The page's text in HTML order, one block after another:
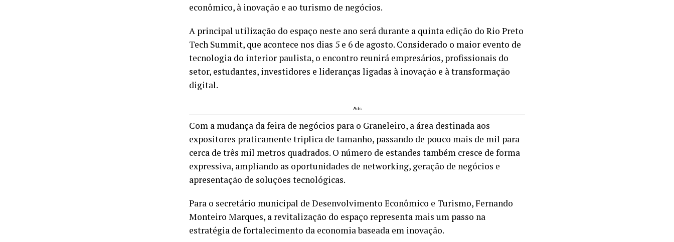
econômico, à inovação e ao turismo de negócios.
A principal utilização do espaço neste ano será durante a quinta edição do Rio Preto
Tech Summit, que acontece nos dias 5 e 6 de agosto. Considerado o maior evento de
tecnologia do interior paulista, o encontro reunirá empresários, profissionais do
setor, estudantes, investidores e lideranças ligadas à inovação e à transformação
digital.
Ads
Com a mudança da feira de negócios para o Graneleiro, a área destinada aos
expositores praticamente triplica de tamanho, passando de pouco mais de mil para
cerca de três mil metros quadrados. O número de estandes também cresce de forma
expressiva, ampliando as oportunidades de networking, geração de negócios e
apresentação de soluções tecnológicas.
Para o secretário municipal de Desenvolvimento Econômico e Turismo, Fernando
Monteiro Marques, a revitalização do espaço representa mais um passo na
estratégia de fortalecimento da economia baseada em inovação.